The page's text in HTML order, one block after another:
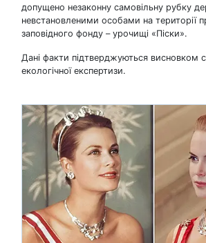
допущено незаконну самовільну рубку
невстановленими особами на території
заповідного фонду – урочищі «Піски».
Дані факти підтверджуються висновком
екологічної експертизи.